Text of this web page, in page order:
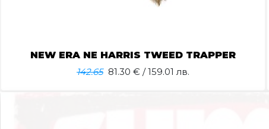
NEW ERA NE HARRIS TWEED TRAPPER
142.65 81.30 € / 159.01 лв.